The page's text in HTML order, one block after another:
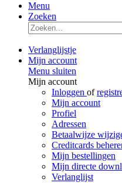
Menu
Zoeken
Verlanglijstje
Mijn account
Menu sluiten
Mijn account
Inloggen of
Mijn account
Profiel
Adressen
Betaalwijze
Creditcards
Mijn bestellingen
Mijn directe
Verlanglijst